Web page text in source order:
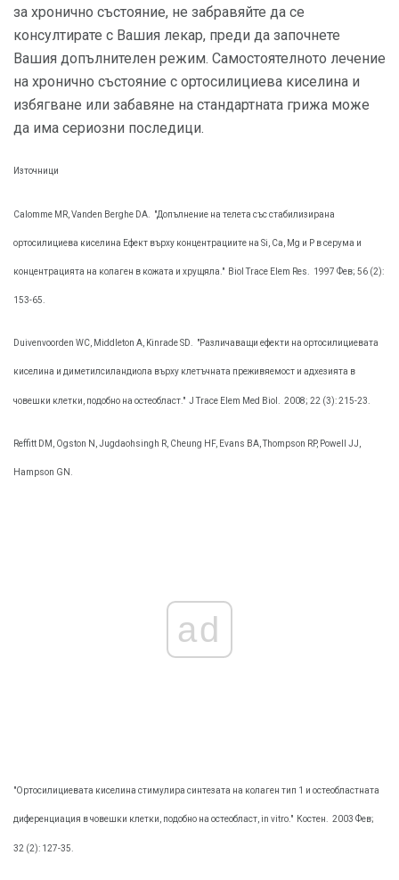
за хронично състояние, не забравяйте да се
консултирате с Вашия лекар, преди да започнете
Вашия допълнителен режим. Самостоятелното лечение
на хронично състояние с ортосилициева киселина и
избягване или забавяне на стандартната грижа може
да има сериозни последици.
Източници
Calomme MR, Vanden Berghe DA. "Допълнение на телета със стабилизирана
ортосилициева киселина Ефект върху концентрациите на Si, Ca, Mg и P в серума и
концентрацията на колаген в кожата и хрущяла." Biol Trace Elem Res. 1997 Фев; 56 (2):
153-65.
Duivenvoorden WC, Middleton A, Kinrade SD. "Различаващи ефекти на ортосилициевата
киселина и диметилсиландиола върху клетъчната преживяемост и адхезията в
човешки клетки, подобно на остеобласт." J Trace Elem Med Biol. 2008; 22 (3): 215-23.
Reffitt DM, Ogston N, Jugdaohsingh R, Cheung HF, Evans BA, Thompson RP, Powell JJ,
Hampson GN.
ad
"Ортосилициевата киселина стимулира синтезата на колаген тип 1 и остеобластната
диференциация в човешки клетки, подобно на остеобласт, in vitro." Костен. 2003 Фев;
32 (2): 127-35.